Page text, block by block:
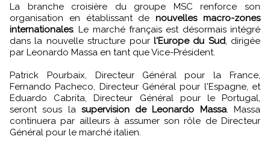
La branche croisière du groupe MSC renforce son
organisation en établissant denouvelles macro-zones
internationales. Le marché français est désormais intégré
dans la nouvelle structure pour l'Europe du Sud, dirigée
par Leonardo Massa en tant que Vice-Président.
Patrick Pourbaix, Directeur Général pour la France,
Fernando Pacheco, Directeur Général pour l'Espagne, et
Eduardo Cabrita, Directeur Général pour le Portugal,
seront sous la supervision de Leonardo Massa. Massa
continuera par ailleurs à assumer son rôle de Directeur
Général pour le marché italien.